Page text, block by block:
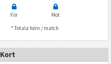
För
Mot
* Totala hörn / match
Kort